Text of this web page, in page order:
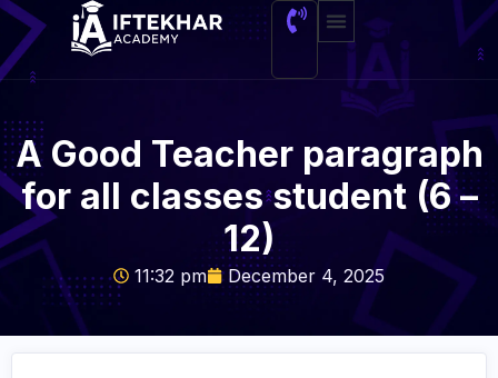
A Good Teacher paragraph
for all classes student (6 –
12)
11:32 pm December 4, 2025